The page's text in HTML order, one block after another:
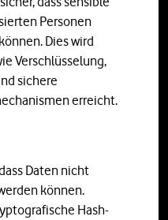
Personen
Dies wird
Verschlüsselung,
sichere
erreicht.
Daten nicht
können.
Hash-